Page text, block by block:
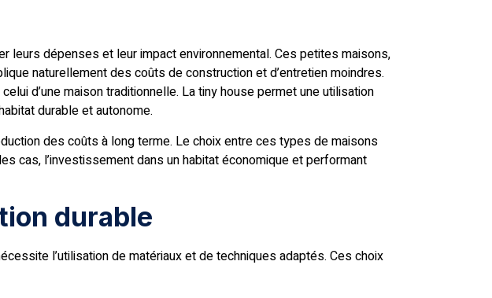
leurs dépenses et leur impact environnemental. Ces petites maisons,
naturellement des coûts de construction et d’entretien moindres.
celui d’une maison traditionnelle. La tiny house permet une utilisation
durable et autonome.
des coûts à long terme. Le choix entre ces types de maisons
cas, l’investissement dans un habitat économique et performant
durable
l’utilisation de matériaux et de techniques adaptés. Ces choix